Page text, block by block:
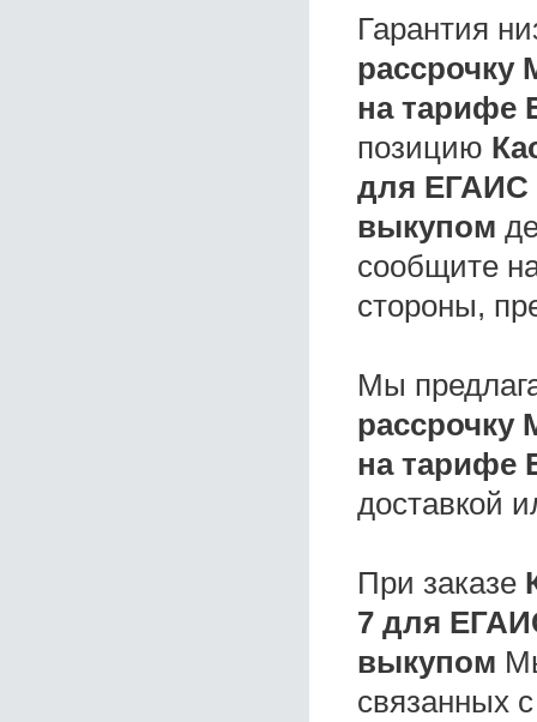
Гарантия
рассрочку
на тарифе
позицию
для ЕГАИС
выкупом
сообщите
стороны,
Мы
рассрочку
на тарифе
доставкой
При заказе
7 для
выкупом
связанных